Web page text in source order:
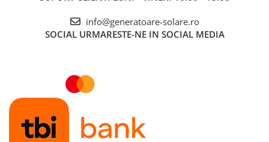
info@generatoare-solare.ro
SOCIAL URMARESTE-NE IN SOCIAL MEDIA